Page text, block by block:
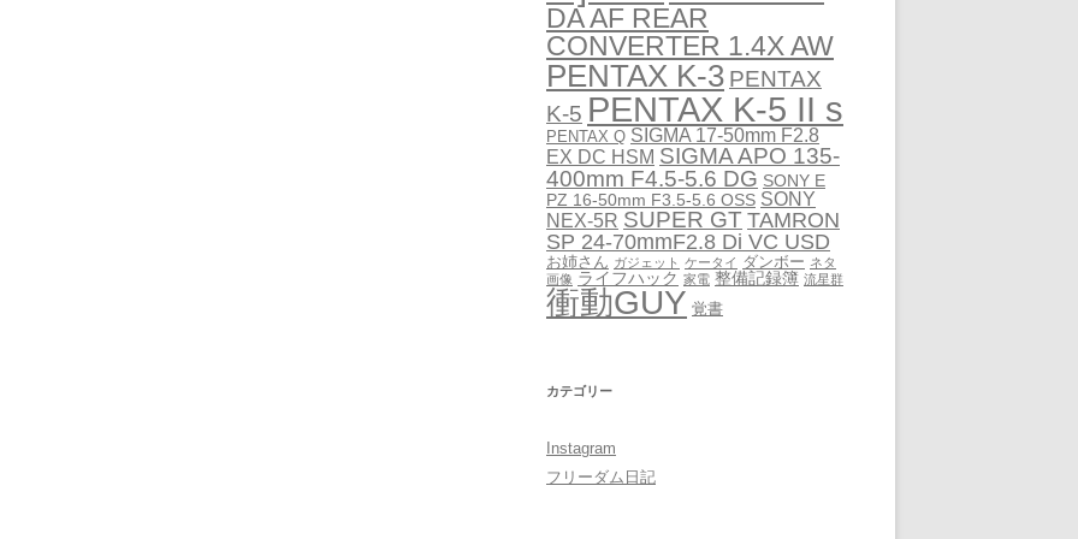
DA AF REAR
CONVERTER 1.4X AW
PENTAX K-3 PENTAX
K-5 PENTAX K-5 II s
PENTAX Q SIGMA 17-50mm F2.8
EX DC HSM SIGMA APO 135-
400mm F4.5-5.6 DG SONY E
PZ 16-50mm F3.5-5.6 OSS SONY
NEX-5R SUPER GTTAMRON
SP 24-70mmF2.8 Di VC USD
お姉さん ガジェット ケータイ ダンボー ネタ
画像 ライフハック 家電 整備記録簿 流星群
衝動GUY 覚書
カテゴリー
Instagram
フリーダム日記